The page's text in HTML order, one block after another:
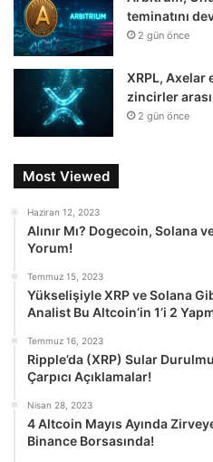
teminatını
2 gün önce
XRPL,
zincirler
2 gün önce
Most Viewed
Haziran 12, 2023
Alınır Mı? Dogecoin, Solana
Yorum!
Temmuz 15, 2023
Yükselişiyle XRP ve Solana
Analist Bu Altcoin’in 1’i 2
Temmuz 16, 2023
Ripple’da (XRP) Sular
Çarpıcı Açıklamalar!
Nisan 28, 2023
4 Altcoin Mayıs Ayında
Binance Borsasında!